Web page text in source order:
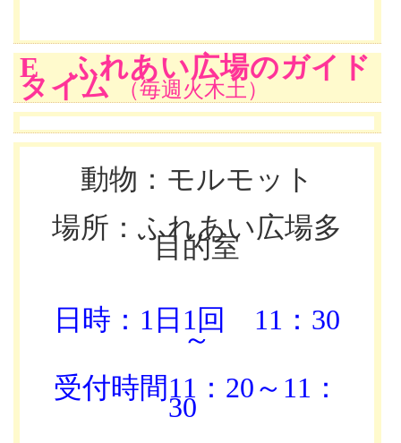
E ふれあい広場のガイド
タイム （毎週火木土）
動物：モルモット
場所：ふれあい広場多
目的室
日時：1日1回 11：30
～
受付時間11：20～11：
30